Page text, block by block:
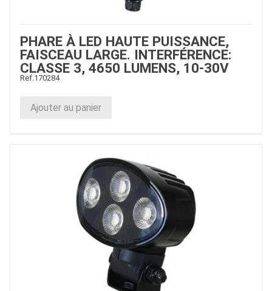
PHARE À LED HAUTE PUISSANCE,
FAISCEAU LARGE. INTERFÉRENCE:
CLASSE 3, 4650 LUMENS, 10-30V
Ref.170284
Ajouter au panier